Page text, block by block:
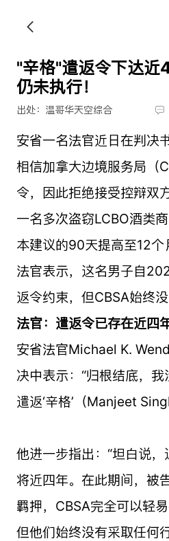
"辛格"遣返令下达近
仍未执行！
出处：温哥华天空综合
安省一名法官近日在判决
相信加拿大边境服务局（
令，因此拒绝接受控辩双
一名多次盗窃LCBO酒类
本建议的90天提高至12个
法官表示，这名男子自
返令约束，但CBSA始终没
法官：遣返令已存在近四
安省法官Michael K.
决中表示：“归根结底，
遣返‘辛格’（Manjeet
他进一步指出：“坦白说
将近四年。在此期间，被
羁押，CBSA完全可以轻
但他们始终没有采取任何